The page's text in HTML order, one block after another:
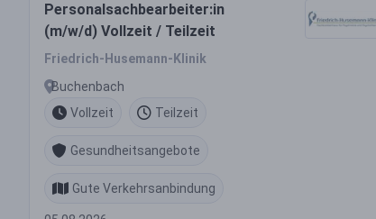
Personalsachbearbeiter:in
(m/w/d) Vollzeit / Teilzeit
Friedrich-Husemann-Klinik
Buchenbach
Vollzeit
Teilzeit
Gesundheitsangebote
Gute Verkehrsanbindung